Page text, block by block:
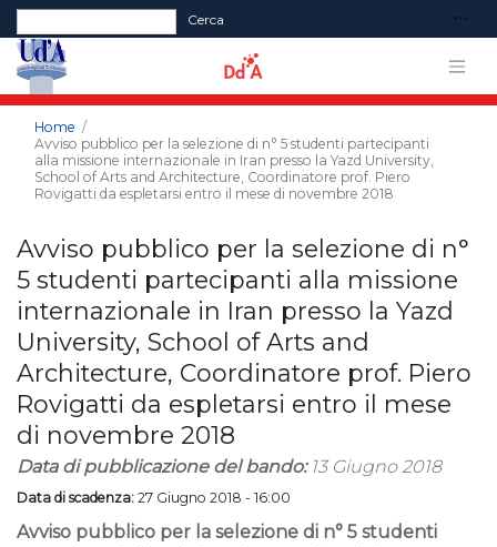
Form di ricerca
Cerca
Home
Avviso pubblico per la selezione di n° 5 studenti partecipanti
alla missione internazionale in Iran presso la Yazd University,
School of Arts and Architecture, Coordinatore prof. Piero
Rovigatti da espletarsi entro il mese di novembre 2018
Avviso pubblico per la selezione di n°
5 studenti partecipanti alla missione
internazionale in Iran presso la Yazd
University, School of Arts and
Architecture, Coordinatore prof. Piero
Rovigatti da espletarsi entro il mese
di novembre 2018
Data di pubblicazione del bando: 13 Giugno 2018
Data di scadenza: 27 Giugno 2018 - 16:00
Avviso pubblico per la selezione di n° 5 studenti